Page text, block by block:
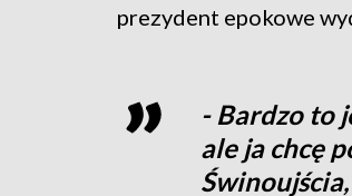
prezydent epokowe
- Bardzo to
ale ja chcę